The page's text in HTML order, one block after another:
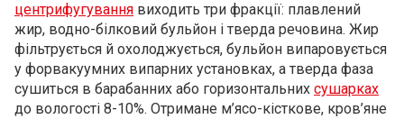
центрифугування виходить три фракції: плавлений
жир, водно-білковий бульйон і тверда речовина. Жир
фільтрується й охолоджується, бульйон випаровується
у форвакуумних випарних установках, а тверда фаза
сушиться в барабанних або горизонтальних сушарках
до вологості 8-10%. Отримане м’ясо-кісткове, кров’яне